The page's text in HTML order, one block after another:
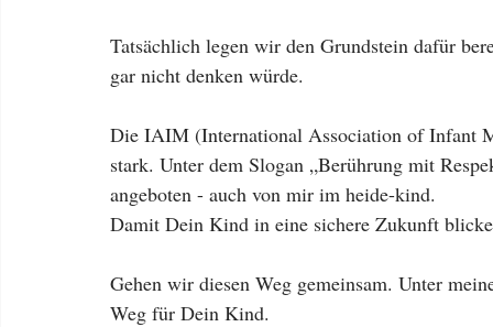
Tatsächlich legen wir den Grundstein dafür
gar nicht denken würde.
Die IAIM (International Association of Infant
stark. Unter dem Slogan „Berührung mit
angeboten - auch von mir im heide-kind.
Damit Dein Kind in eine sichere Zukunft
Gehen wir diesen Weg gemeinsam. Unter
Weg für Dein Kind.